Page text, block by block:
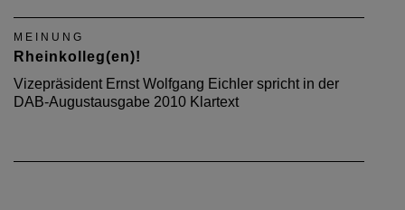
MEINUNG
Rheinkolleg(en)!
Vizepräsident Ernst Wolfgang Eichler spricht in der
DAB-Augustausgabe 2010 Klartext